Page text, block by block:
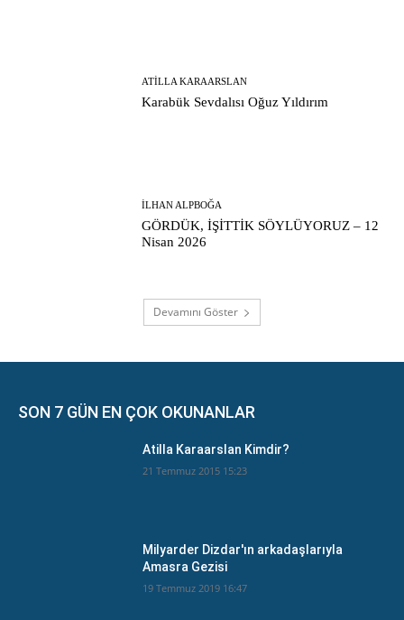
ATILLA KARAARSLAN
Karabük Sevdalısı Oğuz Yıldırım
İLHAN ALPBOĞA
GÖRDÜK, İŞİTTİK SÖYLÜYORUZ – 12
Nisan 2026
Devamını Göster
SON 7 GÜN EN ÇOK OKUNANLAR
Atilla Karaarslan Kimdir?
21 Temmuz 2015 15:23
Milyarder Dizdar'ın arkadaşlarıyla
Amasra Gezisi
19 Temmuz 2019 16:47